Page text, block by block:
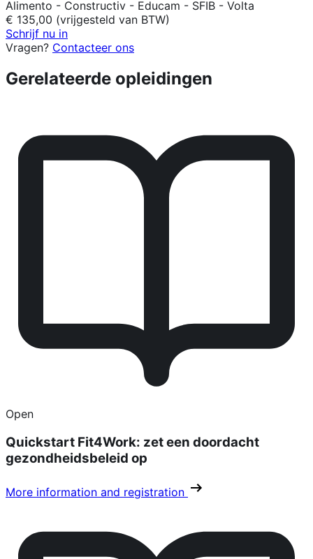
Alimento - Constructiv - Educam - SFIB - Volta
€ 135,00 (vrijgesteld van BTW)
Schrijf nu in
Vragen? Contacteer ons
Gerelateerde opleidingen
Open
Quickstart Fit4Work: zet een doordacht
gezondheidsbeleid op
More information and registration